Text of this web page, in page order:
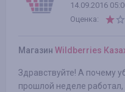
14.09.2016
Оценка:
Магазин Wildberries
Здравствуйте! А почему
прошлой неделе